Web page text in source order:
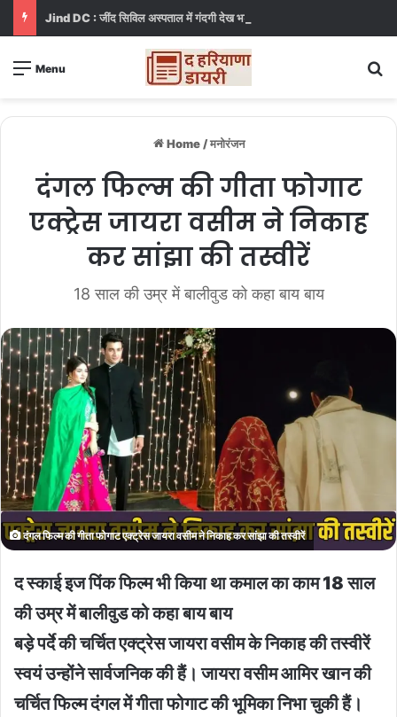
Menu
Home / मनोरंजन
दंगल फिल्म की गीता फोगाट
एक्ट्रेस जायरा वसीम ने निकाह
कर सांझा की तस्वीरें
18 साल की उम्र में बालीवुड को कहा बाय बाय
दंगल फिल्म की गीता फोगाट एक्ट्रेस जायरा वसीम ने निकाह कर सांझा की तस्वीरें
द स्काई इज पिंक फिल्म भी किया था कमाल का काम 18 साल
की उम्र में बालीवुड को कहा बाय बाय
बड़े पर्दे की चर्चित एक्ट्रेस जायरा वसीम के निकाह की तस्वीरें
स्वयं उन्होंने सार्वजनिक की हैं। जायरा वसीम आमिर खान की
चर्चित फिल्म दंगल में गीता फोगाट की भूमिका निभा चुकी हैं।